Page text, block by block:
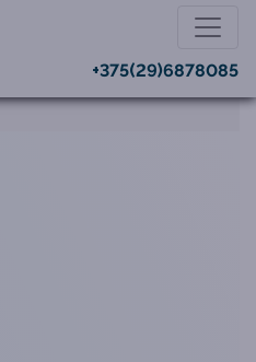
+375(29)6878085